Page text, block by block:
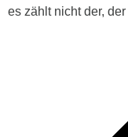
es zählt nicht der,